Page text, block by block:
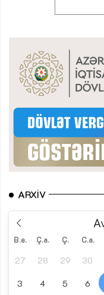
ARXIV
B.e. Ç.a. Ç. C.a.
27 28 29 30
3 4 5 6